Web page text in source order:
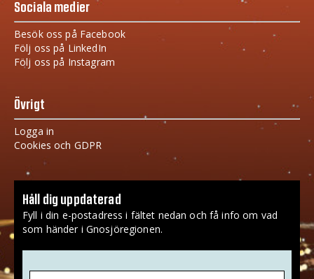
Sociala medier
Besök oss på Facebook
Följ oss på LinkedIn
Följ oss på Instagram
Övrigt
Logga in
Cookies och GDPR
Håll dig uppdaterad
Fyll i din e-postadress i fältet nedan och få info om vad
som händer i Gnosjöregionen.